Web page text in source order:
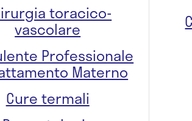
toracico-
vascolare
Professionale
Materno
Cure termali